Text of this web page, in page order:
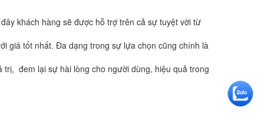
khách hàng sẽ được hỗ trợ trên cả sự tuyệt vời từ
giá tốt nhất. Đa dạng trong sự lựa chọn cũng chính là
đem lại sự hài lòng cho người dùng, hiệu quả trong